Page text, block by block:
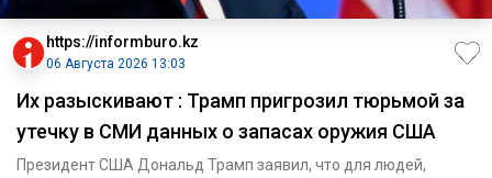
https://informburo.kz
06 Августа 2026 13:03
Их разыскивают : Трамп пригрозил тюрьмой за
утечку в СМИ данных о запасах оружия США
Президент США Дональд Трамп заявил, что для людей,